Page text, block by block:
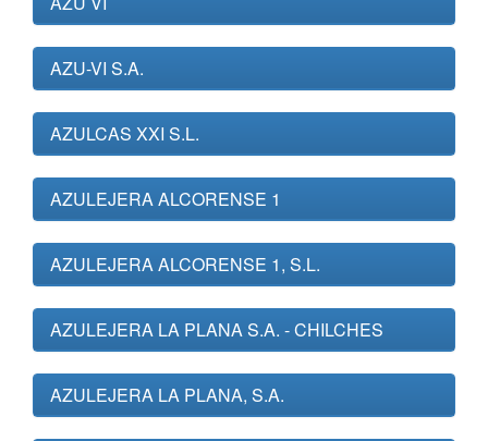
AZU-VI S.A.
AZULCAS XXI S.L.
AZULEJERA ALCORENSE 1
AZULEJERA ALCORENSE 1, S.L.
AZULEJERA LA PLANA S.A. - CHILCHES
AZULEJERA LA PLANA, S.A.